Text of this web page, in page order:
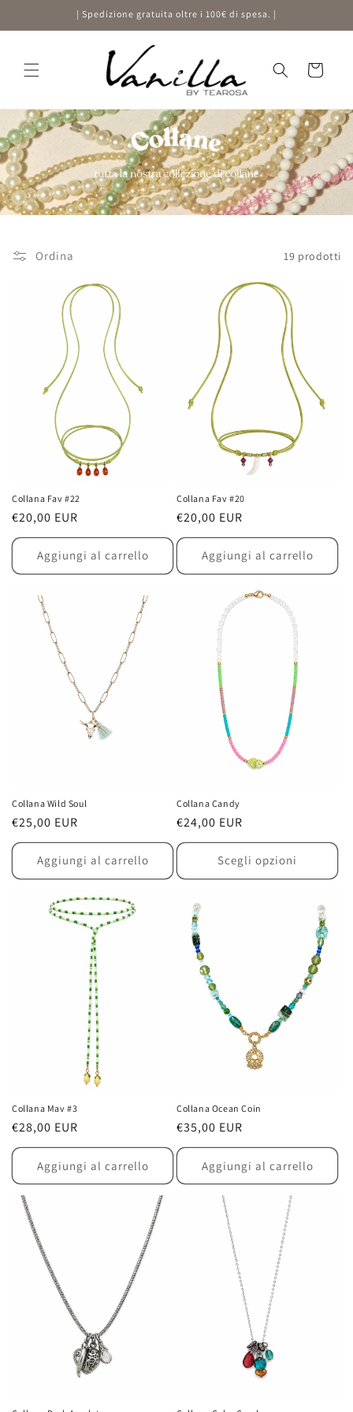
direttamente
ai contenuti
| Spedizione gratuita oltre i 100€ di spesa. |
Carrello
Ordina 19 prodotti
Collana Fav #22
Prezzo
di
listino
€20,00 EUR
Aggiungi al carrello
Collana Fav #20
Prezzo
di
listino
€20,00 EUR
Aggiungi al carrello
Collana Wild Soul
Prezzo
di
listino
€25,00 EUR
Aggiungi al carrello
Collana Candy
Prezzo
di
€24,00 EUR
Scegli opzioni
Collana Mav #3
Prezzo
di
listino
€28,00 EUR
Aggiungi al carrello
Collana Ocean Coin
Prezzo
di
listino
€35,00 EUR
Aggiungi al carrello